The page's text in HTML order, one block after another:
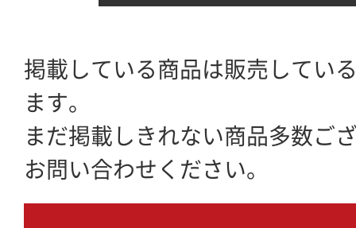
掲載している商品は販売してい
ます。
まだ掲載しきれない商品多数ご
お問い合わせください。